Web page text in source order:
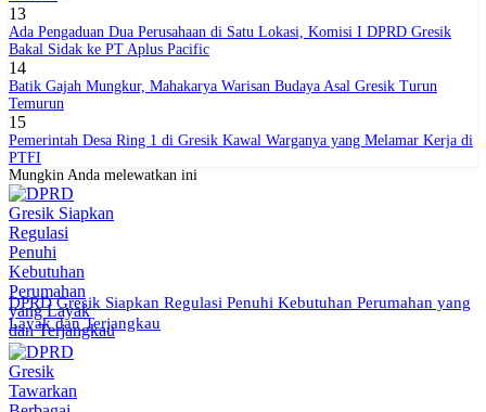
13
Ada Pengaduan Dua Perusahaan di Satu Lokasi, Komisi I DPRD Gresik
Bakal Sidak ke PT Aplus Pacific
14
Batik Gajah Mungkur, Mahakarya Warisan Budaya Asal Gresik Turun
Temurun
15
Pemerintah Desa Ring 1 di Gresik Kawal Warganya yang Melamar Kerja di
PTFI
Mungkin Anda melewatkan ini
DPRD Gresik Siapkan Regulasi Penuhi Kebutuhan Perumahan yang
Layak dan Terjangkau